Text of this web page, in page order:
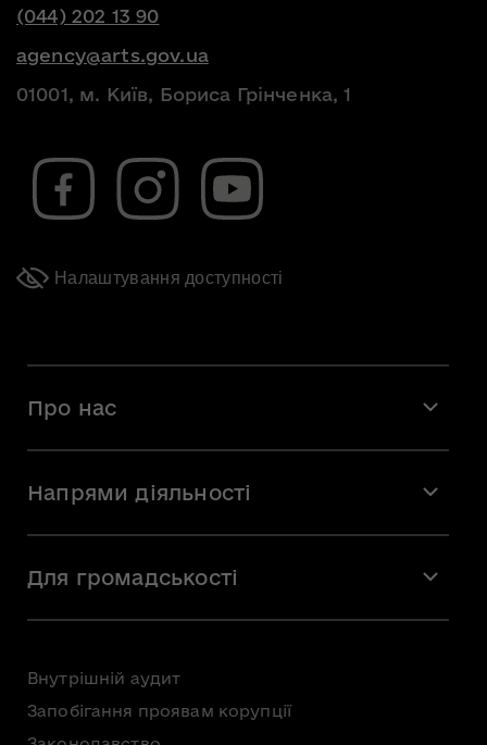
(044) 202 13 90
agency@arts.gov.ua
01001, м. Київ, Бориса Грінченка, 1
Налаштування доступності
Про нас
Команда
Вакансії
Напрями діяльності
Мистецька освіта
Для громадськості
Внутрішній аудит
Запобігання проявам корупції